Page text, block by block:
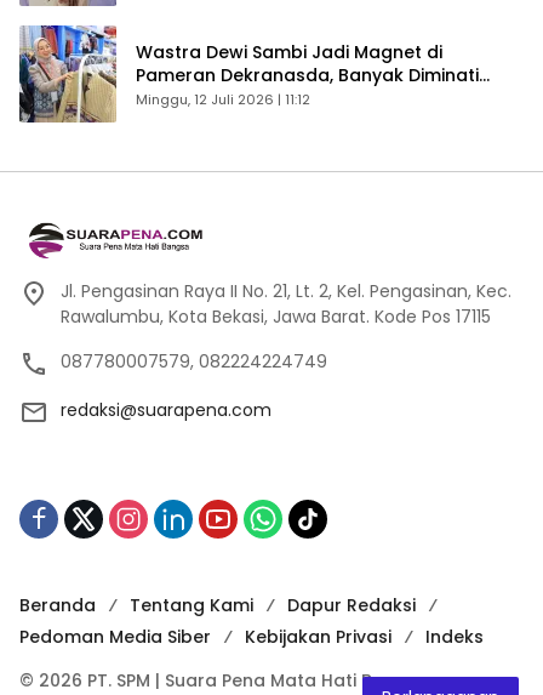
Wastra Dewi Sambi Jadi Magnet di
Pameran Dekranasda, Banyak Diminati
Pengunjung
Minggu, 12 Juli 2026 | 11:12
Jl. Pengasinan Raya II No. 21, Lt. 2, Kel. Pengasinan, Kec.
Rawalumbu, Kota Bekasi, Jawa Barat. Kode Pos 17115
087780007579, 082224224749
redaksi@suarapena.com
Beranda Tentang Kami
Dapur Redaksi
Pedoman Media Siber
Kebijakan Privasi
Indeks
© 2026 PT. SPM | Suara Pena Mata Hati Bangsa